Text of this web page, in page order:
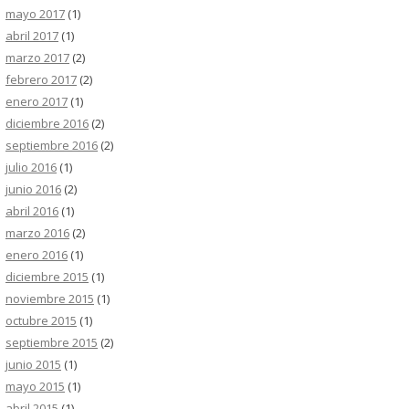
mayo 2017 (1)
abril 2017 (1)
marzo 2017 (2)
febrero 2017 (2)
enero 2017 (1)
diciembre 2016 (2)
septiembre 2016 (2)
julio 2016 (1)
junio 2016 (2)
abril 2016 (1)
marzo 2016 (2)
enero 2016 (1)
diciembre 2015 (1)
noviembre 2015 (1)
octubre 2015 (1)
septiembre 2015 (2)
junio 2015 (1)
mayo 2015 (1)